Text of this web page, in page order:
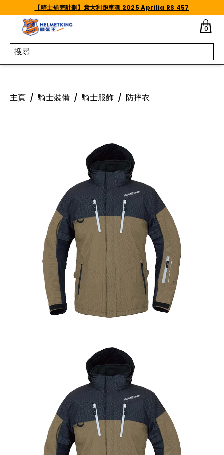
Skip to content【騎士補完計劃】意大利跑車魂 2025 Aprilia RS 457
0
主頁 / 騎士裝備 / 騎士服飾 / 防摔衣